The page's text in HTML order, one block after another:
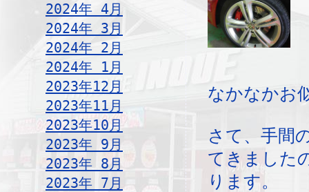
2024年 4月
2024年 3月
2024年 2月
2024年 1月
2023年12月
2023年11月
2023年10月
2023年 9月
2023年 8月
2023年 7月
なかなかお
さて、手間
てきました
ります。